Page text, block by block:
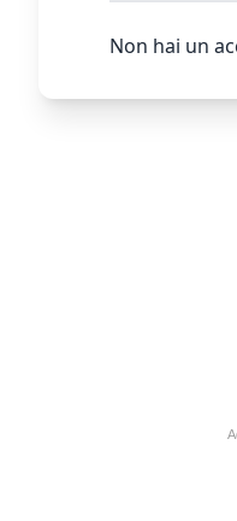
Non hai un